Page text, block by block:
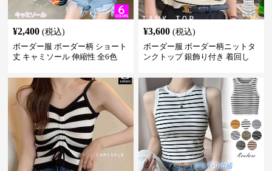
¥2,400 (税込)
ボーダー服 ボーダー柄 ショート
丈 キャミソール 伸縮性 全6色
¥3,600 (税込)
ボーダー服 ボーダー柄ニットタ
ンクトップ 銀飾り付き 着回し